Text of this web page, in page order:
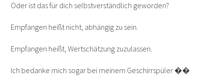
Oder ist das für dich selbstverständlich geworden?
Empfangen heißt nicht, abhängig zu sein.
Empfangen heißt, Wertschätzung zuzulassen.
Ich bedanke mich sogar bei meinem Geschirrspüler ��